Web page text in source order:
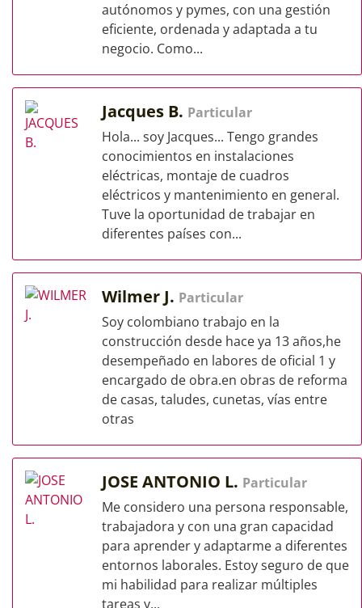
autónomos y pymes, con una gestión
eficiente, ordenada y adaptada a tu
negocio. Como...
Jacques B. Particular
Hola... soy Jacques... Tengo grandes
conocimientos en instalaciones
eléctricas, montaje de cuadros
eléctricos y mantenimiento en general.
Tuve la oportunidad de trabajar en
diferentes países con...
Wilmer J. Particular
Soy colombiano trabajo en la
construcción desde hace ya 13 años,he
desempeñado en labores de oficial 1 y
encargado de obra.en obras de reforma
de casas, taludes, cunetas, vías entre
otras
JOSE ANTONIO L. Particular
Me considero una persona responsable,
trabajadora y con una gran capacidad
para aprender y adaptarme a diferentes
entornos laborales. Estoy seguro de que
mi habilidad para realizar múltiples
tareas y...